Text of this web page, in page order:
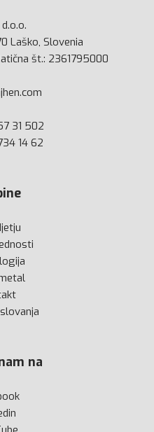
Laško, Slovenia
št.: 2361795000
31 502
14 62
na